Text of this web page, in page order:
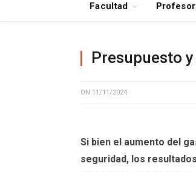
Facultad
Presupuesto
ON 11/11/2024
Si bien el aumento del
seguridad, los